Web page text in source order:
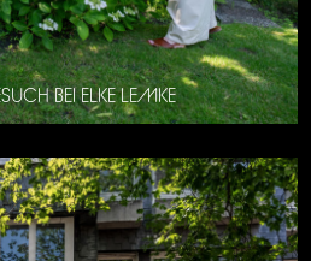
BEI ELKE LEMKE